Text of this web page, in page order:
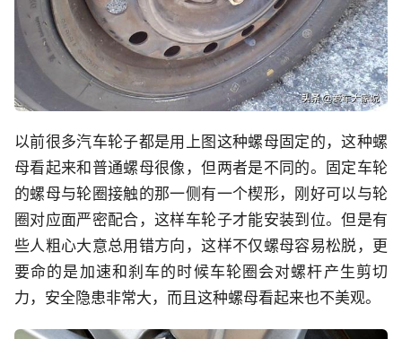
以前很多汽车轮子都是用上图这种螺母固定的，这种螺
母看起来和普通螺母很像，但两者是不同的。固定车轮
的螺母与轮圈接触的那一侧有一个楔形，刚好可以与轮
圈对应面严密配合，这样车轮子才能安装到位。但是有
些人粗心大意总用错方向，这样不仅螺母容易松脱，更
要命的是加速和刹车的时候车轮圈会对螺杆产生剪切
力，安全隐患非常大，而且这种螺母看起来也不美观。